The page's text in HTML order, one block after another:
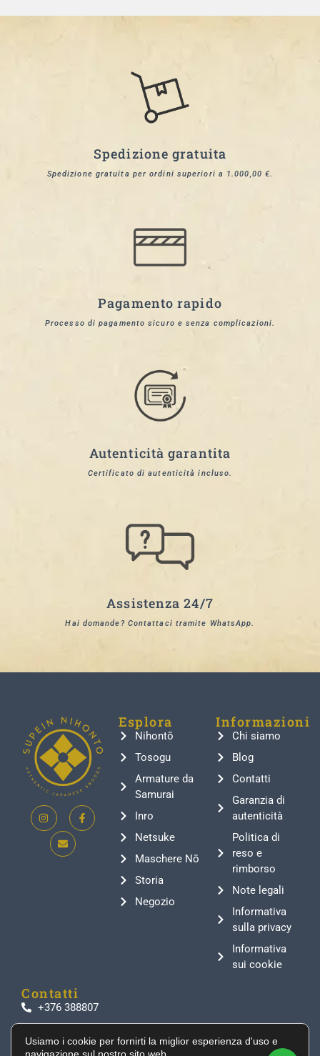
Spedizione gratuita
Spedizione gratuita per ordini superiori a 1.000,00 €.
Pagamento rapido
Processo di pagamento sicuro e senza complicazioni.
Autenticità garantita
Certificato di autenticità incluso.
Assistenza 24/7
Hai domande? Contattaci tramite WhatsApp.
Esplora
Nihontō
Tosogu
Armature da
Samurai
Inro
Netsuke
Maschere Nō
Storia
Negozio
Informazioni
Chi siamo
Blog
Contatti
Garanzia di
autenticità
Politica di
reso e
rimborso
Note legali
Informativa
sulla privacy
Informativa
sui cookie
Contatti
+376 388807
Residencial Les Moles, Canillo AD100, Andorra
Usiamo i cookie per fornirti la miglior esperienza d'uso e